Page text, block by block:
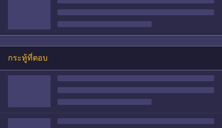
กระทู้ที่ตอบ